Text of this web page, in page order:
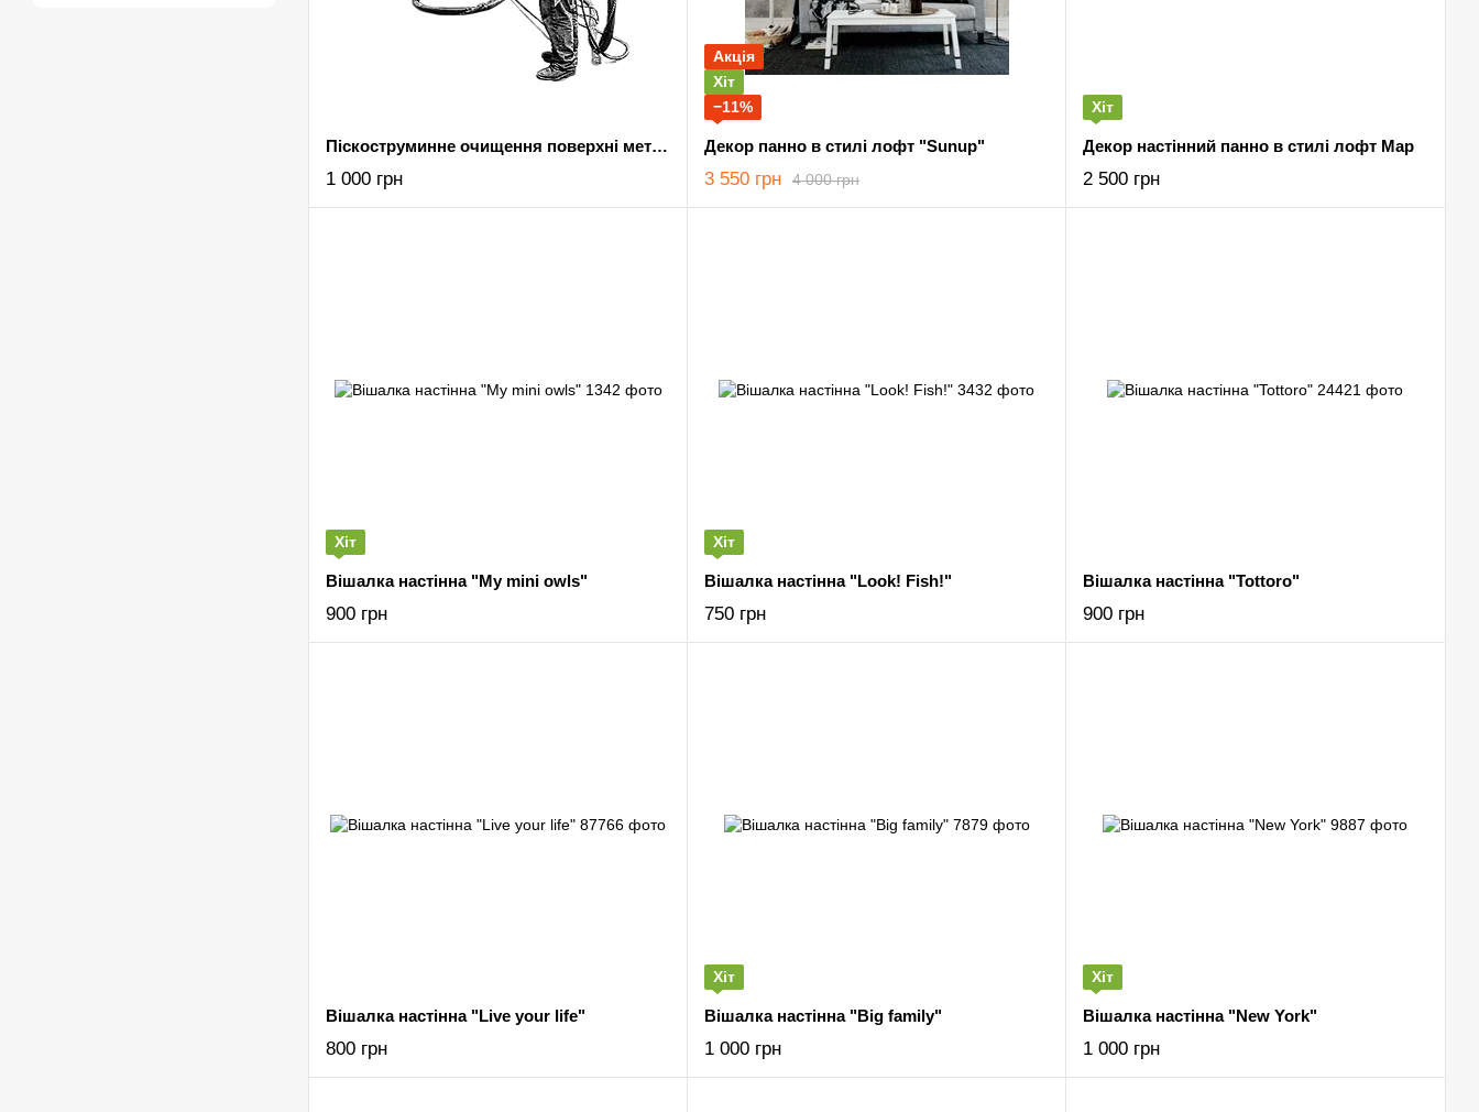
Піскоструминне очищення поверхні металу
1 000 грн
Акція
Хіт
−11%
Декор панно в стилі лофт "Sunup"
4 000 грн
3 550 грн
Хіт
Декор настінний панно в стилі лофт Map
2 500 грн
Хіт
Вішалка настінна "My mini owls"
900 грн
Хіт
Вішалка настінна "Look! Fish!"
750 грн
Вішалка настінна "Tottoro"
900 грн
Вішалка настінна "Live your life"
800 грн
Хіт
Вішалка настінна "Big family"
1 000 грн
Хіт
Вішалка настінна "New York"
1 000 грн